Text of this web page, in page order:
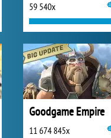
59 540x
Goodgame Empire
11 674 845x